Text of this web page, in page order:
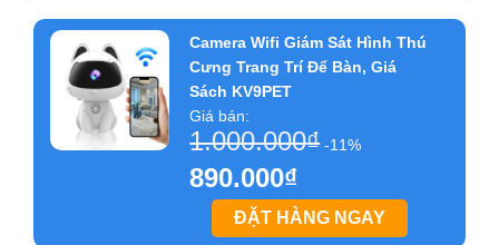
Camera Wifi Giám Sát Hình Thú
Cưng Trang Trí Để Bàn, Giá
Sách KV9PET
Giá bán:
1.000.000₫-11%
890.000₫
ĐẶT HÀNG NGAY